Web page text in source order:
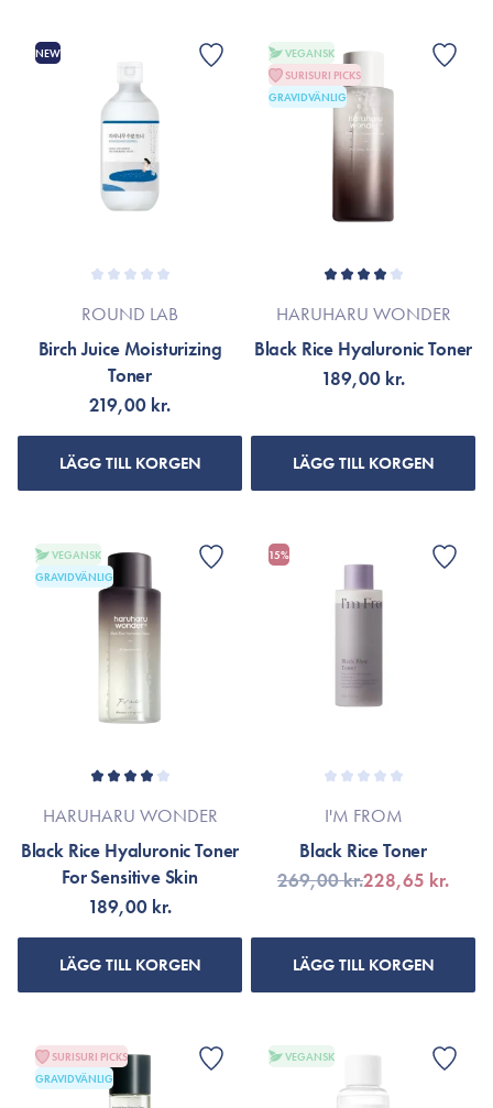
NEW
ROUND LAB
Birch Juice Moisturizing
Toner
219,00 kr.
LÄGG TILL KORGEN
VEGANSK
SURISURI PICKS
GRAVIDVÄNLIG
HARUHARU WONDER
Black Rice Hyaluronic Toner
189,00 kr.
LÄGG TILL KORGEN
VEGANSK
GRAVIDVÄNLIG
HARUHARU WONDER
Black Rice Hyaluronic Toner
For Sensitive Skin
189,00 kr.
LÄGG TILL KORGEN
15%
I'M FROM
Black Rice Toner
269,00 kr.228,65 kr.
LÄGG TILL KORGEN
SURISURI PICKS
GRAVIDVÄNLIG
VEGANSK